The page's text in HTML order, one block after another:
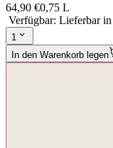
64,90 €0,75 L
Verfügbar: Lieferbar in
1
In den Warenkorb legen